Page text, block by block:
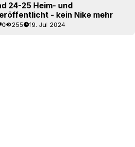
24-25 Heim- und
- kein Nike mehr
0 255 19. Jul 2024